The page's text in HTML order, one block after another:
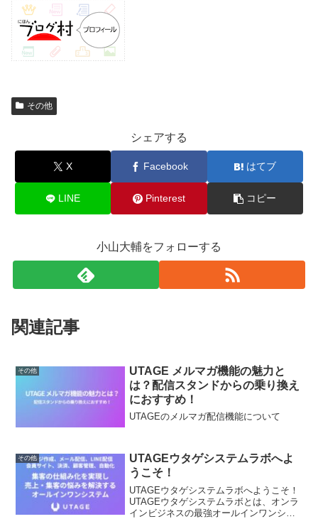
その他
シェアする
X Facebook はてブ
LINE Pinterest コピー
小山大輔をフォローする
関連記事
その他
UTAGE メルマガ機能の魅力と
は？配信スタンドからの乗り換え
におすすめ！
UTAGEのメルマガ配信機能について
その他
UTAGEウタゲシステムラボへよ
うこそ！
UTAGEウタゲシステムラボへようこそ！
UTAGEウタゲシステムラボとは、オンラ
インビジネスの最強オールインワンシス